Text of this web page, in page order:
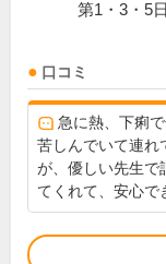
第1・3・5
口コミ
急に熱、下痢
苦しんでいて連れ
が、優しい先生で
てくれて、安心で